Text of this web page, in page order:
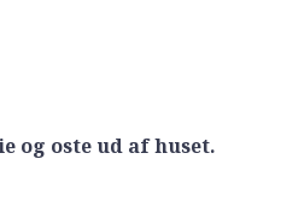
oste ud af huset.